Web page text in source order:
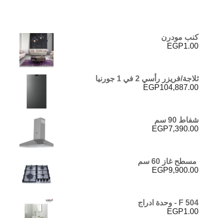
كنب مودرن
EGP1.00
ثلاجة/فريزر رأسي 2 في 1 جورنيا
EGP104,887.00
شفاط 90 سم
EGP7,390.00
مسطح غاز 60 سم
EGP9,900.00
F 504 - وحدة ادراج
EGP1.00